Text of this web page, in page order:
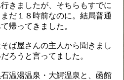
きましたが、そちらもすでに
だ１８時前なのに。結局普通
帰ってきました。
ば屋さんの主人から聞きまし
ろうと言ってました。
温湯温泉・大鰐温泉と、函館